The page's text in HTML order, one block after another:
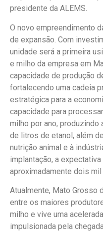
presidente da ALEMS.
O novo empreendimento
de expansão. Com
unidade será a primeira
e milho da empresa em
capacidade de produção
fortalecendo uma cadeia
estratégica para a
capacidade para
milho por ano,
de litros de etanol, além
nutrição animal e à
implantação, a
aproximadamente dois mil
Atualmente, Mato Grosso
entre os maiores
milho e vive uma
impulsionada pela